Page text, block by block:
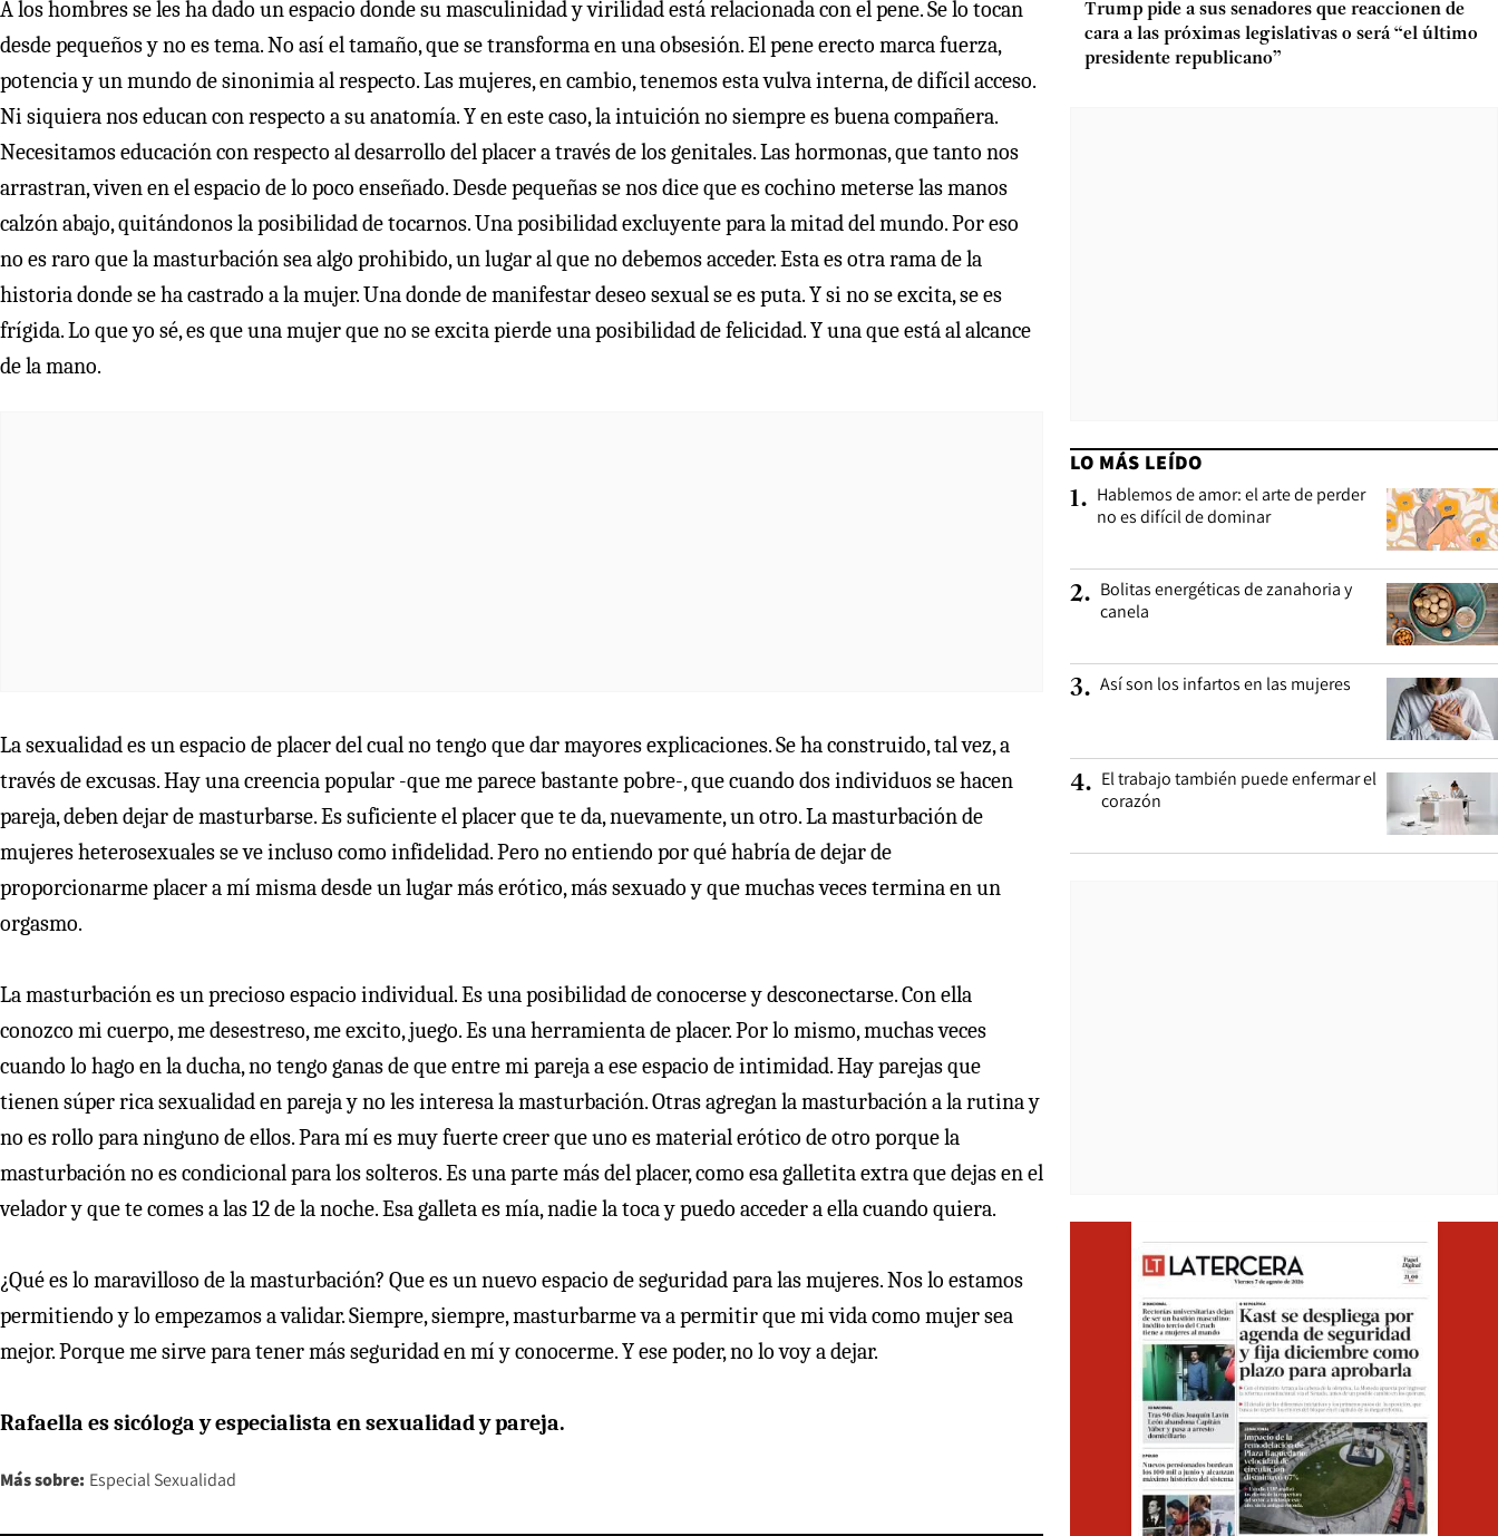
A los hombres se les ha dado un espacio donde su masculinidad y virilidad está relacionada con el pene. Se lo tocan
desde pequeños y no es tema. No así el tamaño, que se transforma en una obsesión. El pene erecto marca fuerza,
potencia y un mundo de sinonimia al respecto. Las mujeres, en cambio, tenemos esta vulva interna, de difícil acceso.
Ni siquiera nos educan con respecto a su anatomía. Y en este caso, la intuición no siempre es buena compañera.
Necesitamos educación con respecto al desarrollo del placer a través de los genitales. Las hormonas, que tanto nos
arrastran, viven en el espacio de lo poco enseñado. Desde pequeñas se nos dice que es cochino meterse las manos
calzón abajo, quitándonos la posibilidad de tocarnos. Una posibilidad excluyente para la mitad del mundo. Por eso
no es raro que la masturbación sea algo prohibido, un lugar al que no debemos acceder. Esta es otra rama de la
historia donde se ha castrado a la mujer. Una donde de manifestar deseo sexual se es puta. Y si no se excita, se es
frígida. Lo que yo sé, es que una mujer que no se excita pierde una posibilidad de felicidad. Y una que está al alcance
de la mano.
La sexualidad es un espacio de placer del cual no tengo que dar mayores explicaciones. Se ha construido, tal vez, a
través de excusas. Hay una creencia popular -que me parece bastante pobre-, que cuando dos individuos se hacen
pareja, deben dejar de masturbarse. Es suficiente el placer que te da, nuevamente, un otro. La masturbación de
mujeres heterosexuales se ve incluso como infidelidad. Pero no entiendo por qué habría de dejar de
proporcionarme placer a mí misma desde un lugar más erótico, más sexuado y que muchas veces termina en un
orgasmo.
La masturbación es un precioso espacio individual. Es una posibilidad de conocerse y desconectarse. Con ella
conozco mi cuerpo, me desestreso, me excito, juego. Es una herramienta de placer. Por lo mismo, muchas veces
cuando lo hago en la ducha, no tengo ganas de que entre mi pareja a ese espacio de intimidad. Hay parejas que
tienen súper rica sexualidad en pareja y no les interesa la masturbación. Otras agregan la masturbación a la rutina y
no es rollo para ninguno de ellos. Para mí es muy fuerte creer que uno es material erótico de otro porque la
masturbación no es condicional para los solteros. Es una parte más del placer, como esa galletita extra que dejas en el
velador y que te comes a las 12 de la noche. Esa galleta es mía, nadie la toca y puedo acceder a ella cuando quiera.
¿Qué es lo maravilloso de la masturbación? Que es un nuevo espacio de seguridad para las mujeres. Nos lo estamos
permitiendo y lo empezamos a validar. Siempre, siempre, masturbarme va a permitir que mi vida como mujer sea
mejor. Porque me sirve para tener más seguridad en mí y conocerme. Y ese poder, no lo voy a dejar.
Rafaella es sicóloga y especialista en sexualidad y pareja.
Más sobre: Especial Sexualidad
Trump pide a sus senadores que reaccionen de
cara a las próximas legislativas o será “el último
presidente republicano”
LO MÁS LEÍDO
1. Hablemos de amor: el arte de perder
no es difícil de dominar
2. Bolitas energéticas de zanahoria y
canela
3. Así son los infartos en las mujeres
4. El trabajo también puede enfermar el
corazón